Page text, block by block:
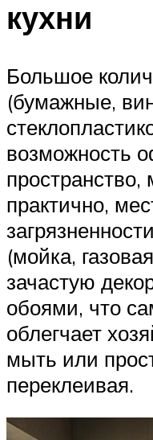
кухни
Большое
(бумажные,
возможность
практично,
(мойка,
зачастую
обоями, что
облегчает
мыть или
переклеивая.